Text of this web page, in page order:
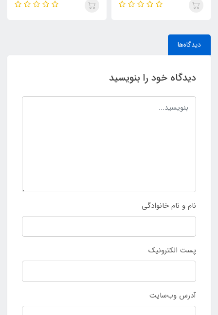
دیدگاه‌ها
دیدگاه خود را بنویسید
نام و نام خانوادگی
پست الکترونیک
آدرس وب‌سایت